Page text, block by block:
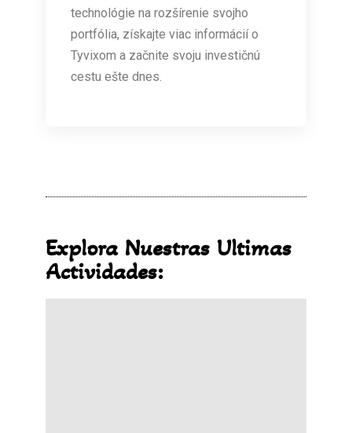
technológie na rozšírenie svojho
portfólia, získajte viac informácií o
Tyvixom a začnite svoju investičnú
cestu ešte dnes.
Explora Nuestras Ultimas
Actividades: